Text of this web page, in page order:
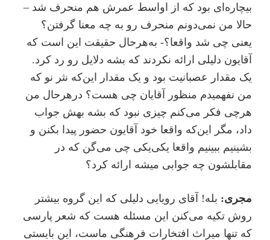
بیچاره‌ای بود که از اواسط عمرش هم منحرف شد –
حالا من نمی‌دونم منحرف رو به چه معنا گرفتن؟
یعنی چی شد واقعا؟- به‌هر‌حال حقیقت این است که
آقایون دلیلی ارائه نکردند که بشه دلایل رو رد کرد.
یک مقدار عصبانیت بود و یک مقدار این‌که نثر نو که
من نفهمیدم منظور آقایان چی هست؟ در‌هر‌حال من
هر‌چی فکر می‌کنم چیزی نبود که بشه بهش جواب
داد، مگر این‌که واقعا خود آقایون حضور پیدا بکنن و
بشینیم ببینیم واقعا یکی‌یکی چی می‌گن که در
مقابلشون چه جوابی میشه ارائه کرد؟
مجری: بله! آقای رویایی دلیلی که این گروه بیشتر
روش تکیه می‌کنن این مسئله هست که شعر پارسی
که تنها میراث افتخارات فرهنگی ماست، این بایستی